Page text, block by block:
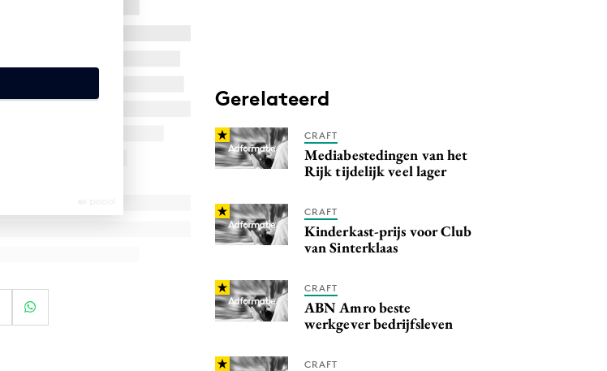
Gerelateerd
CRAFT
Mediabestedingen van het
Rijk tijdelijk veel lager
CRAFT
Kinderkast-prijs voor Club
van Sinterklaas
CRAFT
ABN Amro beste
werkgever bedrijfsleven
CRAFT